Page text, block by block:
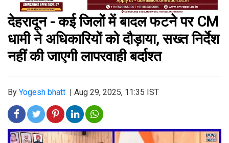
देहरादून - कई जिलों में बादल फटने पर CM
धामी ने अधिकारियों को दौड़ाया, सख्त निर्देश
नहीं की जाएगी लापरवाही बर्दाश्त
By Yogesh bhatt Aug 29, 2025, 11:35 IST